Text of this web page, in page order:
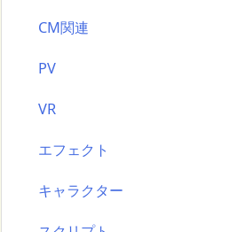
CM関連
PV
VR
エフェクト
キャラクター